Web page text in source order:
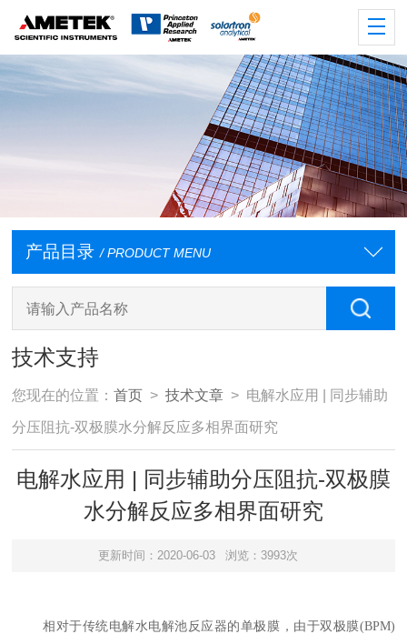
产品目录 / PRODUCT MENU
技术支持
您现在的位置：首页 >技术文章 > 电解水应用 | 同步辅助
分压阻抗-双极膜水分解反应多相界面研究
电解水应用 | 同步辅助分压阻抗-双极膜
水分解反应多相界面研究
更新时间：2020-06-03 浏览：3993次
相对于传统电解水电解池反应器的单极膜，由于双极膜(BPM)